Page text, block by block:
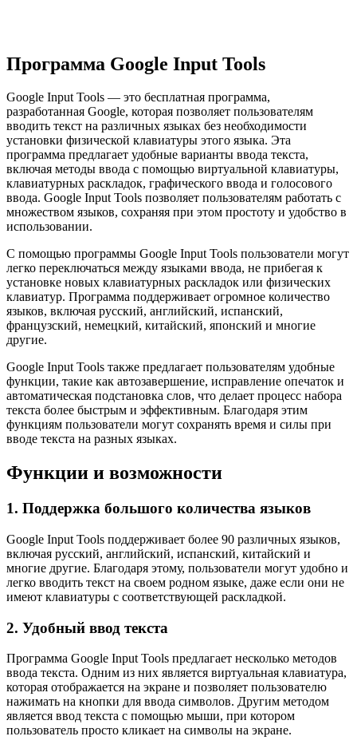
Программа Google Input Tools
Google Input Tools — это бесплатная программа,
разработанная Google, которая позволяет пользователям
вводить текст на различных языках без необходимости
установки физической клавиатуры этого языка. Эта
программа предлагает удобные варианты ввода текста,
включая методы ввода с помощью виртуальной клавиатуры,
клавиатурных раскладок, графического ввода и голосового
ввода. Google Input Tools позволяет пользователям работать с
множеством языков, сохраняя при этом простоту и удобство в
использовании.
С помощью программы Google Input Tools пользователи могут
легко переключаться между языками ввода, не прибегая к
установке новых клавиатурных раскладок или физических
клавиатур. Программа поддерживает огромное количество
языков, включая русский, английский, испанский,
французский, немецкий, китайский, японский и многие
другие.
Google Input Tools также предлагает пользователям удобные
функции, такие как автозавершение, исправление опечаток и
автоматическая подстановка слов, что делает процесс набора
текста более быстрым и эффективным. Благодаря этим
функциям пользователи могут сохранять время и силы при
вводе текста на разных языках.
Функции и возможности
1. Поддержка большого количества языков
Google Input Tools поддерживает более 90 различных языков,
включая русский, английский, испанский, китайский и
многие другие. Благодаря этому, пользователи могут удобно и
легко вводить текст на своем родном языке, даже если они не
имеют клавиатуры с соответствующей раскладкой.
2. Удобный ввод текста
Программа Google Input Tools предлагает несколько методов
ввода текста. Одним из них является виртуальная клавиатура,
которая отображается на экране и позволяет пользователю
нажимать на кнопки для ввода символов. Другим методом
является ввод текста с помощью мыши, при котором
пользователь просто кликает на символы на экране.